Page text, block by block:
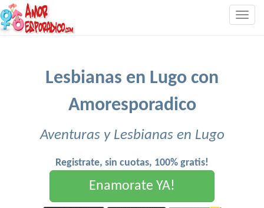
Lesbianas en Lugo con
Amoresporadico
Aventuras y Lesbianas en Lugo
Registrate, sin cuotas, 100% gratis!
Enamorate YA!